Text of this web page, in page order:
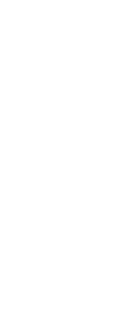
de elegir lo